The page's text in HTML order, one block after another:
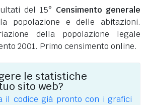
del 15° Censimento generale
popolazione e delle abitazioni.
della popolazione legale
2001. Primo censimento online.
le statistiche
sito web?
il codice già pronto con i grafici